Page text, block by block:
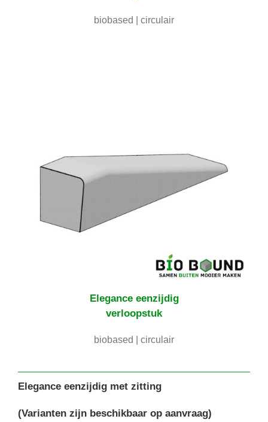
biobased | circulair
Elegance eenzijdig
verloopstuk
biobased | circulair
Elegance eenzijdig met zitting
(Varianten zijn beschikbaar op aanvraag)